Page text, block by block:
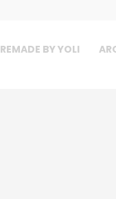
REMADE BY YOLI